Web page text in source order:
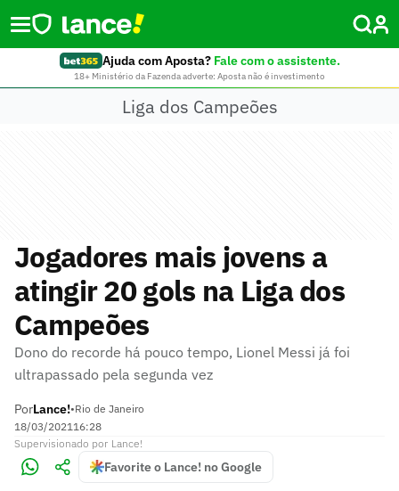
Ajuda com Aposta? Fale com o assistente.
18+ Ministério da Fazenda adverte: Aposta não é investimento
Liga dos Campeões
Jogadores mais jovens a
atingir 20 gols na Liga dos
Campeões
Dono do recorde há pouco tempo, Lionel Messi já foi
ultrapassado pela segunda vez
PorLance!•Rio de Janeiro
18/03/202116:28
Supervisionado por Lance!
Favorite o Lance! no Google